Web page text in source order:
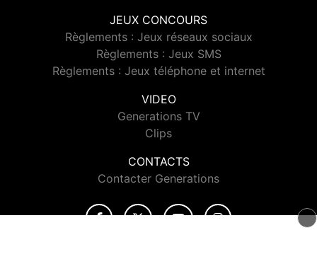
JEUX CONCOURS
Règlements : Jeux réseaux sociaux
Règlements : Jeux SMS
Règlements : Jeux téléphone et internet
VIDEO
Generations TV
Clips
CONTACTS
Contacter Generations